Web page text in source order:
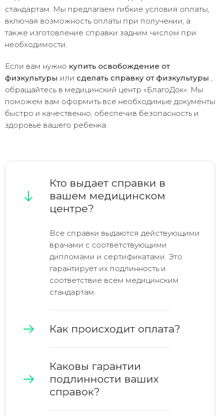
стандартам. Мы предлагаем гибкие условия оплаты,
включая возможность оплаты при получении, а
также изготовление справки задним числом при
необходимости.
Если вам нужно купить освобождение от
физкультуры или сделать справку от физкультуры
обращайтесь в медицинский центр «БлагоДок». Мы
поможем вам оформить все необходимые документы
быстро и качественно, обеспечив безопасность и
здоровье вашего ребенка.
Кто выдает справки в
вашем медицинском
центре?
Все справки выдаются действующими
врачами с соответствующими
дипломами и сертификатами. Это
гарантирует их подлинность и
соответствие всем медицинским
стандартам.
Как происходит оплата?
Каковы гарантии
подлинности ваших
справок?